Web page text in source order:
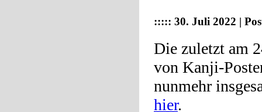
::::: 30. Juli 2022 |
Die zuletzt am
von Kanji-
nunmehr
hier.